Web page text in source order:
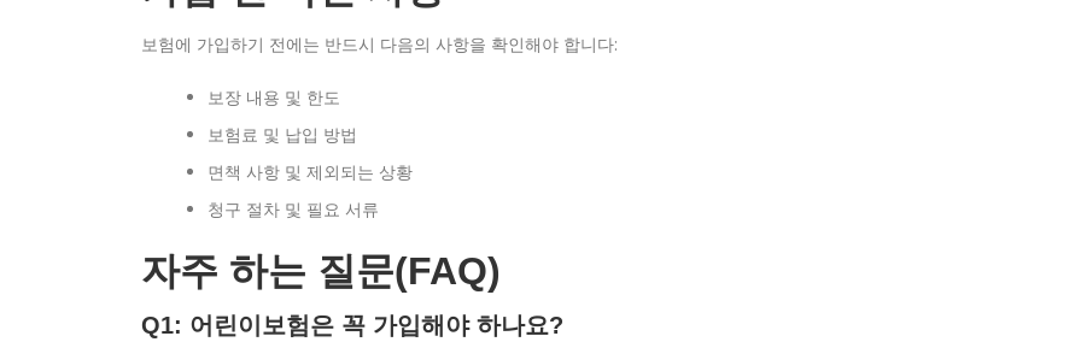
보험에 가입하기 전에는 반드시 다음의 사항을 확인해야 합니다:
보장 내용 및 한도
보험료 및 납입 방법
면책 사항 및 제외되는 상황
청구 절차 및 필요 서류
자주 하는 질문(FAQ)
Q1: 어린이보험은 꼭 가입해야 하나요?